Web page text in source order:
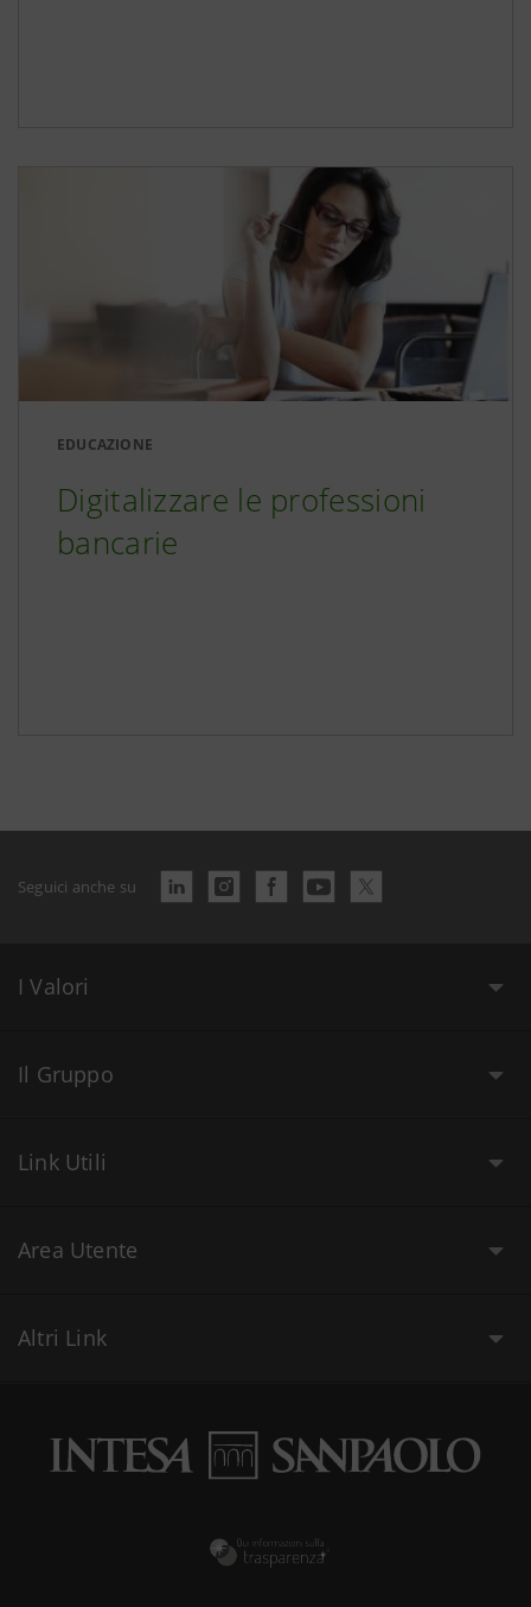
EDUCAZIONE
Digitalizzare le professioni
bancarie
Seguici anche su
I Valori
Il Gruppo
Link Utili
Area Utente
Altri Link